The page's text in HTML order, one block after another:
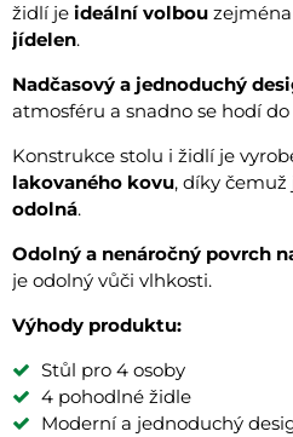
židlí je ideální volbou
jídelen.
Nadčasový a jednoduchý
atmosféru a snadno se hodí
Konstrukce stolu i židlí je
lakovaného kovu, díky čemuž
odolná.
Odolný a nenáročný povrch
je odolný vůči vlhkosti.
Výhody produktu:
Stůl pro 4 osoby
4 pohodlné židle
Moderní a jednoduchý